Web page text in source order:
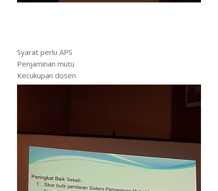
Syarat perlu APS
Penjaminan mutu
Kecukupan dosen
Kurikulun j